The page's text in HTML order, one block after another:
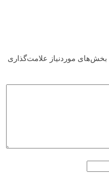
بخش‌های موردنیاز علامت‌گذاری